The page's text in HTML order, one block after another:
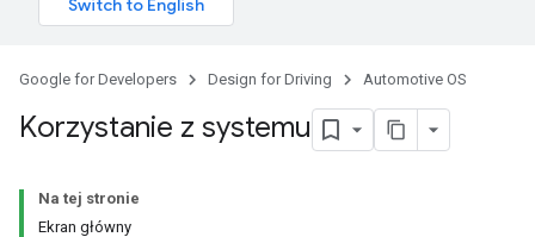
Google for Developers Design for Driving Automotive OS
Korzystanie z systemu
Na tej stronie
Ekran główny